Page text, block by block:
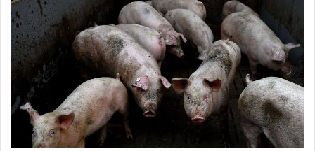
ر
و
ن
ا